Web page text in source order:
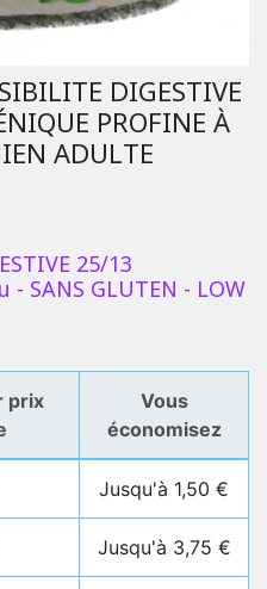
DIGESTIVE
PROFINE À
ADULTE
25/13
SANS GLUTEN - LOW
prix
Vous
économisez
Jusqu'à 1,50 €
Jusqu'à 3,75 €